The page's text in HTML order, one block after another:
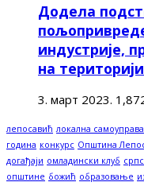
Додела
индустрије,
на
3. март 2023.
лепосавић локална самоуправа
година конкурс Општина
догађаји омладински клуб
општине божић образовање